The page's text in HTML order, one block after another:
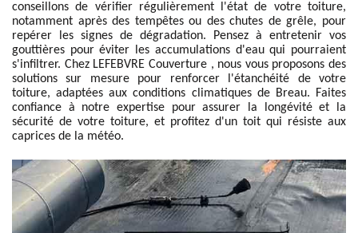
conseillons de vérifier régulièrement l'état de votre toiture,
notamment après des tempêtes ou des chutes de grêle, pour
repérer les signes de dégradation. Pensez à entretenir vos
gouttières pour éviter les accumulations d'eau qui pourraient
s'infiltrer. Chez LEFEBVRE Couverture , nous vous proposons des
solutions sur mesure pour renforcer l'étanchéité de votre
toiture, adaptées aux conditions climatiques de Breau. Faites
confiance à notre expertise pour assurer la longévité et la
sécurité de votre toiture, et profitez d'un toit qui résiste aux
caprices de la météo.